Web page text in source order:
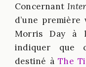
Concernant
d’une
Morris Day à
indiquer que
destiné àThe